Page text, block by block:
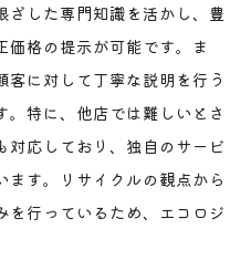
地域での役割
トレンドを掴む
ポジションとその影響
情の変化と未来展望
ビスと顧客への貢献
ざした専門知識を活かし、豊
価格の提示が可能です。ま
に対して丁寧な説明を行う
特に、他店では難しいとさ
対応しており、独自のサービ
ます。リサイクルの観点から
を行っているため、エコロジ